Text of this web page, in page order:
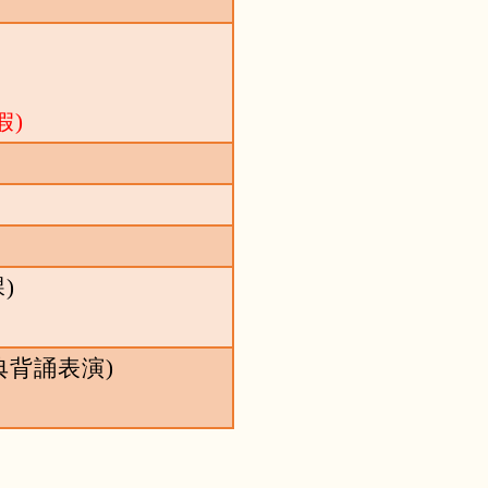
)
)
背誦表演)